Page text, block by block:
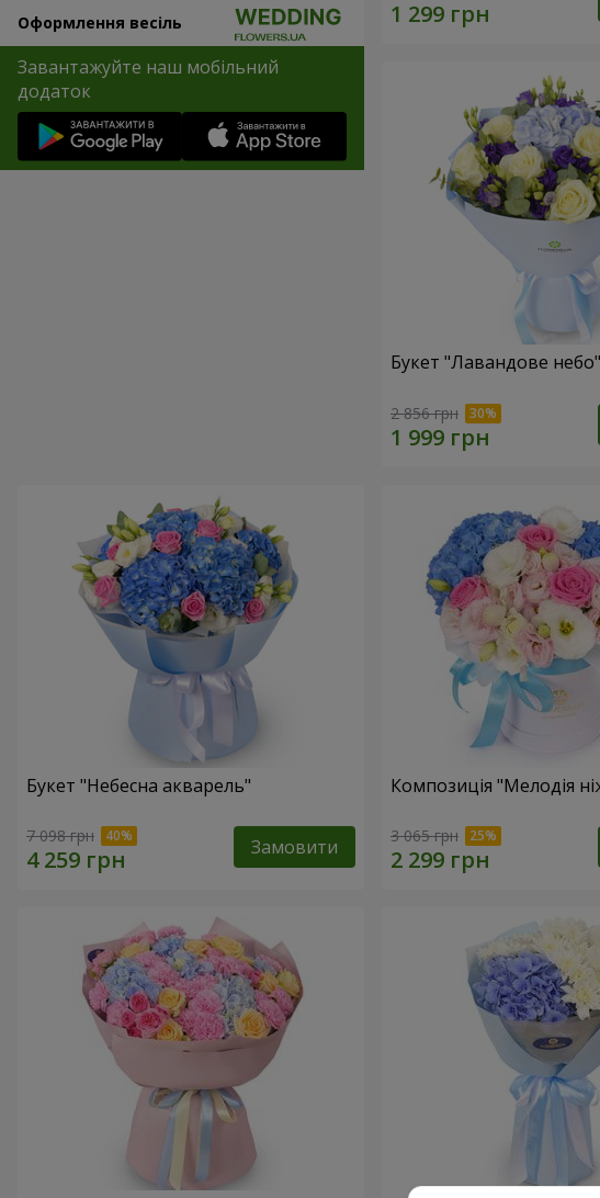
Оформлення весіль
Завантажуйте наш мобільний
додаток
Букет "Лавандове небо"
2 856 грн
Букет "Небесна акварель"
7 098 грн Замовити
Композиція "Мелодія
3 065 грн